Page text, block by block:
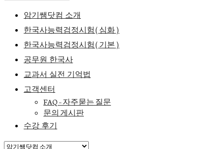
암기쌤닷컴 소개
한국사능력검정시험(심화)
한국사능력검정시험(기본)
공무원 한국사
교과서 실전 기억법
고객센터
FAQ – 자주묻는 질문
문의 게시판
수강 후기